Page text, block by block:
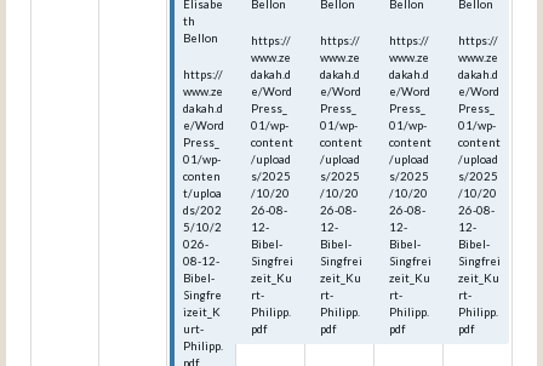
Elisabe
th
Bellon
https://
www.ze
dakah.d
e/Word
Press_
01/wp-
conten
t/uploa
ds/202
5/10/2
026-
08-12-
Bibel-
Singfre
izeit_K
urt-
Philipp.
pdf
Bellon
https://
www.ze
dakah.d
e/Word
Press_
01/wp-
content
/upload
s/2025
/10/20
26-08-
12-
Bibel-
Singfrei
zeit_Ku
rt-
Philipp.
pdf
Bellon
https://
www.ze
dakah.d
e/Word
Press_
01/wp-
content
/upload
s/2025
/10/20
26-08-
12-
Bibel-
Singfrei
zeit_Ku
rt-
Philipp.
pdf
Bellon
https://
www.ze
dakah.d
e/Word
Press_
01/wp-
content
/upload
s/2025
/10/20
26-08-
12-
Bibel-
Singfrei
zeit_Ku
rt-
Philipp.
pdf
Bellon
https://
www.ze
dakah.d
e/Word
Press_
01/wp-
content
/upload
s/2025
/10/20
26-08-
12-
Bibel-
Singfrei
zeit_Ku
rt-
Philipp.
pdf